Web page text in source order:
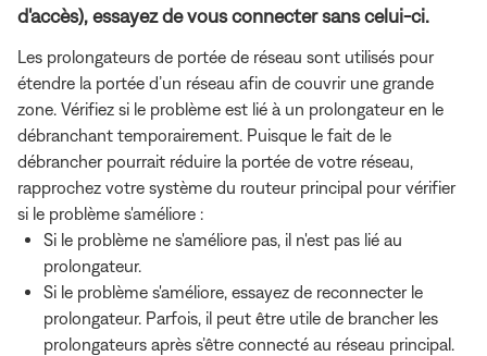
d'accès), essayez de vous connecter sans celui-ci.
Les prolongateurs de portée de réseau sont utilisés pour
étendre la portée d’un réseau afin de couvrir une grande
zone. Vérifiez si le problème est lié à un prolongateur en le
débranchant temporairement. Puisque le fait de le
débrancher pourrait réduire la portée de votre réseau,
rapprochez votre système du routeur principal pour vérifier
si le problème s'améliore :
Si le problème ne s'améliore pas, il n'est pas lié au
prolongateur.
Si le problème s'améliore, essayez de reconnecter le
prolongateur. Parfois, il peut être utile de brancher les
prolongateurs après s’être connecté au réseau principal.